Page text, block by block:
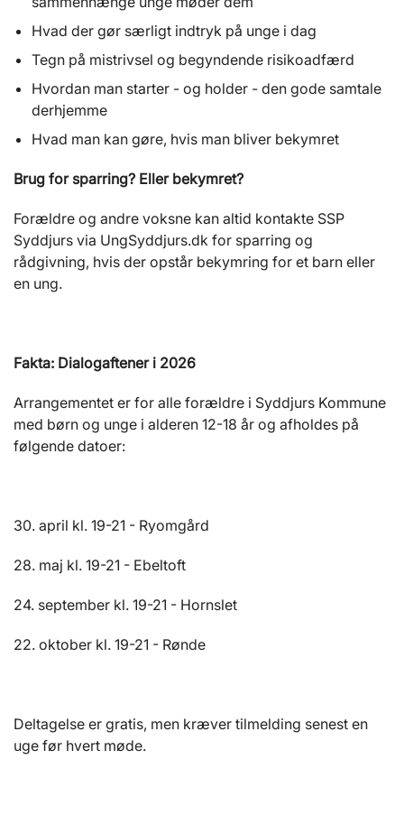
Hvad der gør særligt indtryk på unge i dag
Tegn på mistrivsel og begyndende risikoadfærd
Hvordan man starter - og holder - den gode samtale
derhjemme
Hvad man kan gøre, hvis man bliver bekymret
Brug for sparring? Eller bekymret?
Forældre og andre voksne kan altid kontakte SSP
Syddjurs via UngSyddjurs.dk for sparring og
rådgivning, hvis der opstår bekymring for et barn eller
en ung.
Fakta: Dialogaftener i 2026
Arrangementet er for alle forældre i Syddjurs Kommune
med børn og unge i alderen 12-18 år og afholdes på
følgende datoer:
30. april kl. 19-21 - Ryomgård
28. maj kl. 19-21 - Ebeltoft
24. september kl. 19-21 - Hornslet
22. oktober kl. 19-21 - Rønde
Deltagelse er gratis, men kræver tilmelding senest en
uge før hvert møde.